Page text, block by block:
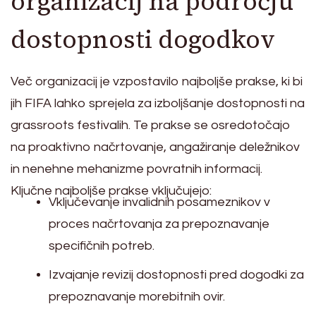
dostopnosti dogodkov
Več organizacij je vzpostavilo najboljše prakse, ki bi
jih FIFA lahko sprejela za izboljšanje dostopnosti na
grassroots festivalih. Te prakse se osredotočajo
na proaktivno načrtovanje, angažiranje deležnikov
in nenehne mehanizme povratnih informacij.
Ključne najboljše prakse vključujejo:
Vključevanje invalidnih posameznikov v
proces načrtovanja za prepoznavanje
specifičnih potreb.
Izvajanje revizij dostopnosti pred dogodki za
prepoznavanje morebitnih ovir.